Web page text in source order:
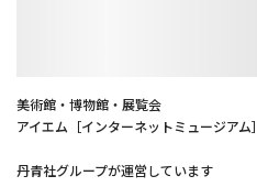
美術館・博物館・展覧会
アイエム［インターネットミュージアム］
丹青社グループが運営しています